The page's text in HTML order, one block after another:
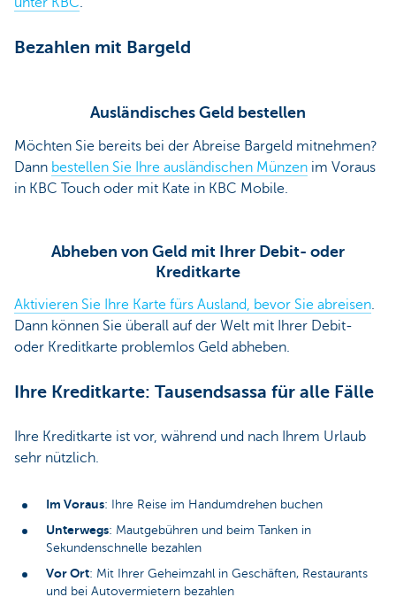
Bezahlen mit Bargeld
Ausländisches Geld bestellen
Möchten Sie bereits bei der Abreise Bargeld mitnehmen?
Dann bestellen Sie Ihre ausländischen Münzen im Voraus
in KBC Touch oder mit Kate in KBC Mobile.
Abheben von Geld mit Ihrer Debit- oder
Kreditkarte
Aktivieren Sie Ihre Karte fürs Ausland, bevor Sie abreisen.
Dann können Sie überall auf der Welt mit Ihrer Debit-
oder Kreditkarte problemlos Geld abheben.
Ihre Kreditkarte: Tausendsassa für alle Fälle
Ihre Kreditkarte ist vor, während und nach Ihrem Urlaub
sehr nützlich.
Im Voraus: Ihre Reise im Handumdrehen buchen
Unterwegs: Mautgebühren und beim Tanken in
Sekundenschnelle bezahlen
Vor Ort: Mit Ihrer Geheimzahl in Geschäften, Restaurants
und bei Autovermietern bezahlen